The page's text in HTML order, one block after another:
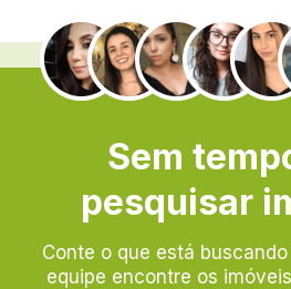
.
Sem
pesquisar
Conte o que está
equipe encontre os